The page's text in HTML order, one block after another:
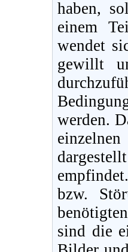
haben,
einem
wendet
gewillt
werden.
bzw.
sind die